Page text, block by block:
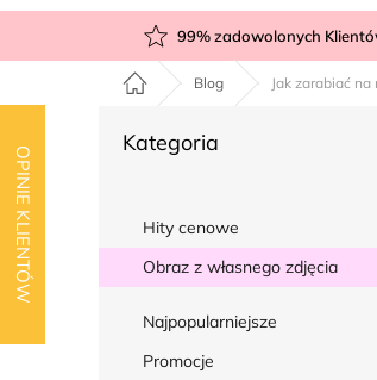
OPINIE KLIENTÓW
99% zadowolonych
Home Blog Jak zarabiać
k
b
Pominąć
Kategoria
Hity cenowe
Obraz z własnego zdjęcia
Najpopularniejsze
Promocje